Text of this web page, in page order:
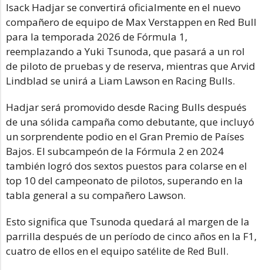
Isack Hadjar se convertirá oficialmente en el nuevo
compañero de equipo de Max Verstappen en Red Bull
para la temporada 2026 de Fórmula 1,
reemplazando a Yuki Tsunoda, que pasará a un rol
de piloto de pruebas y de reserva, mientras que Arvid
Lindblad se unirá a Liam Lawson en Racing Bulls.
Hadjar será promovido desde Racing Bulls después
de una sólida campaña como debutante, que incluyó
un sorprendente podio en el Gran Premio de Países
Bajos. El subcampeón de la Fórmula 2 en 2024
también logró dos sextos puestos para colarse en el
top 10 del campeonato de pilotos, superando en la
tabla general a su compañero Lawson.
Esto significa que Tsunoda quedará al margen de la
parrilla después de un período de cinco años en la F1,
cuatro de ellos en el equipo satélite de Red Bull.